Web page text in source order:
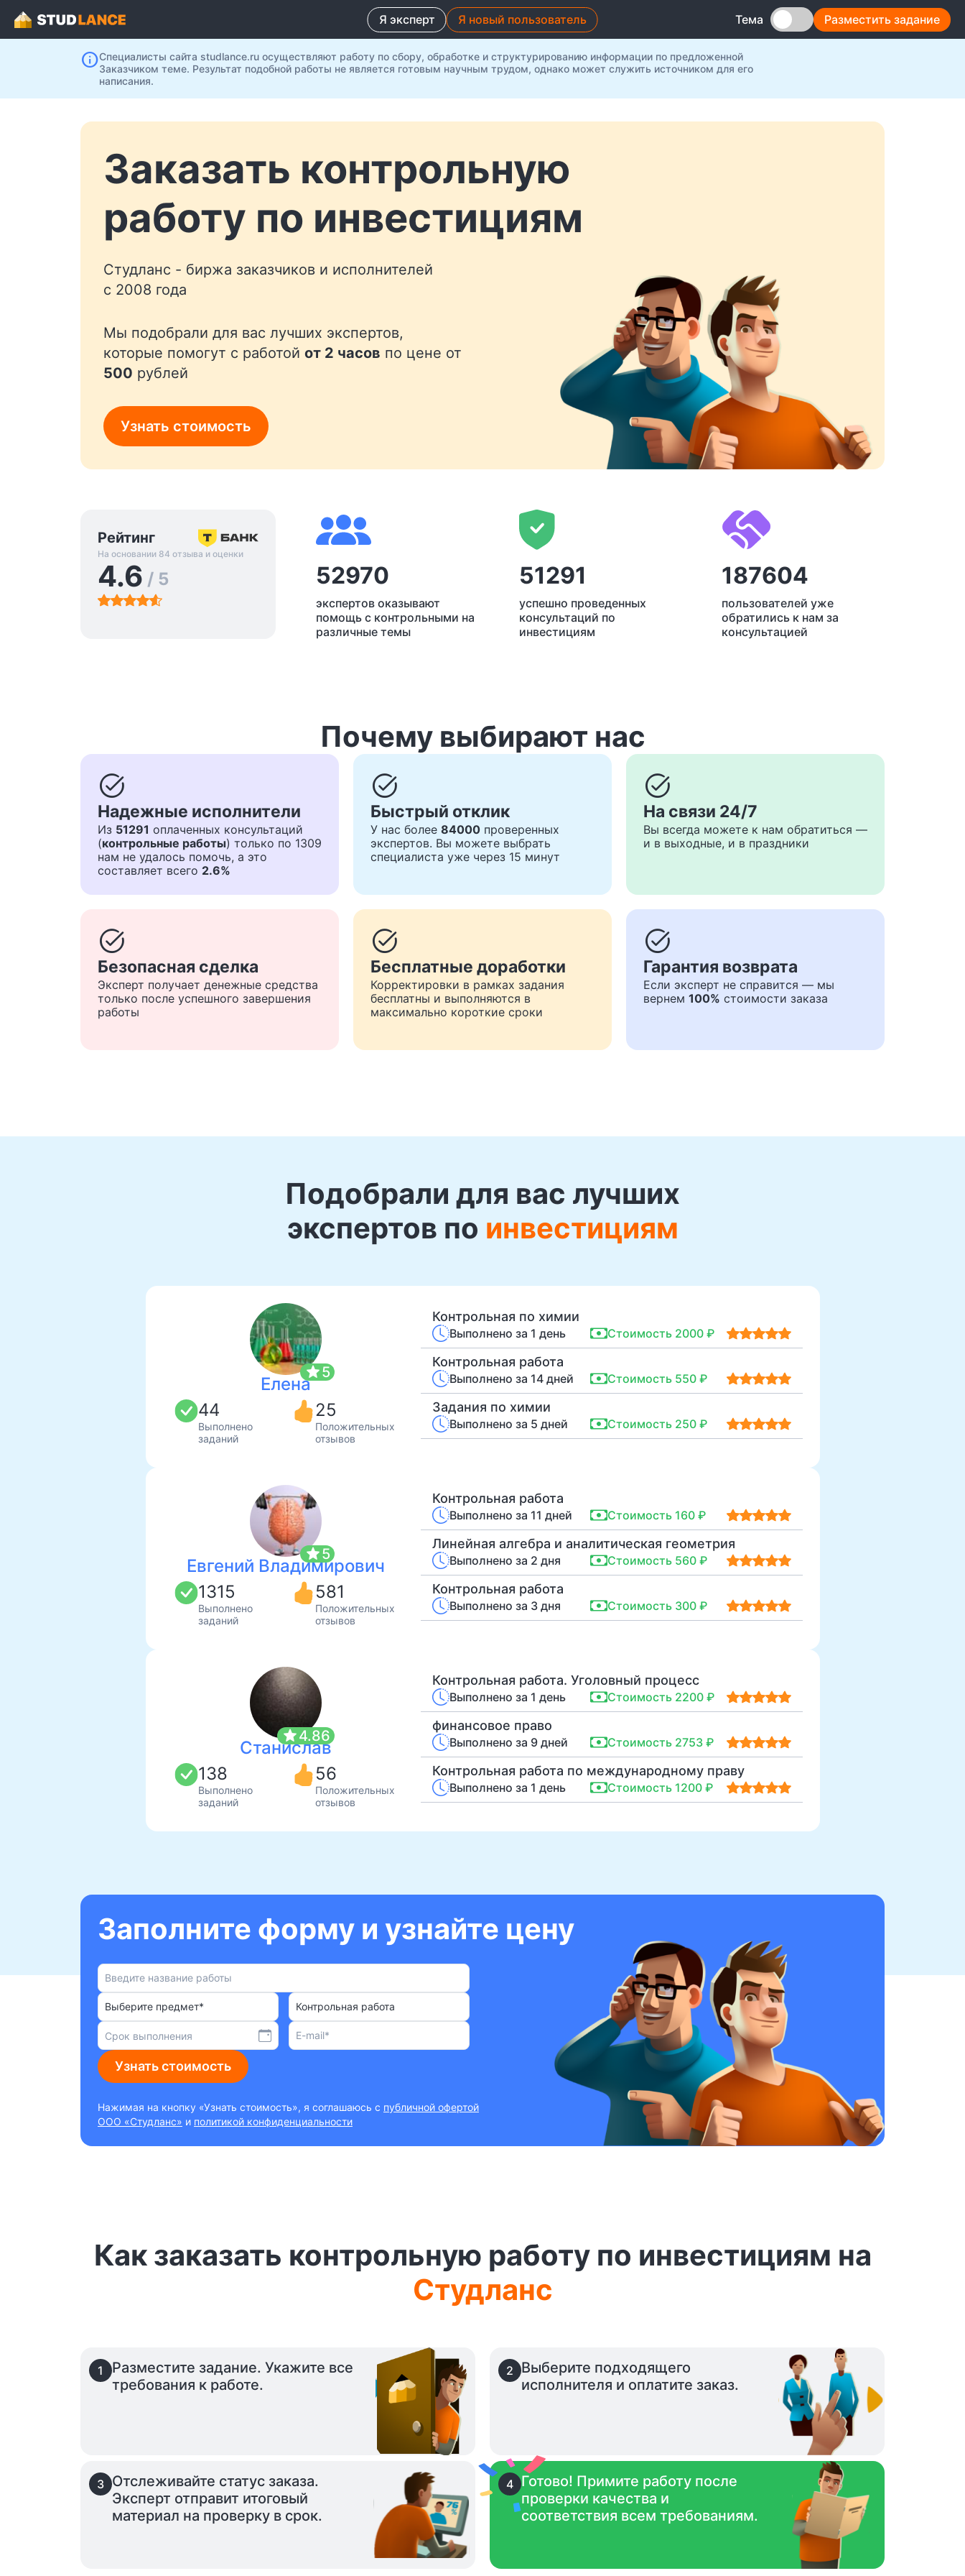
Я эксперт Я новый пользователь Тема Разместить задание
infoСпециалисты сайта studlance.ru осуществляют работу по сбору, обработке и структурированию информации по предложенной
Заказчиком теме. Результат подобной работы не является готовым научным трудом, однако может служить источником для его
написания.
Заказать контрольную
работу по инвестициям
Студланс - биржа заказчиков и исполнителей
с 2008 года
Мы подобрали для вас лучших экспертов,
которые помогут с работой от 2 часов по цене от
500 рублей
Узнать стоимость
Рейтинг
На основании 84 отзыва и оценки
4.6 / 5 52970
экспертов оказывают
помощь с контрольными на
различные темы
51291
успешно проведенных
консультаций по
инвестициям
187604
пользователей уже
обратились к нам за
консультацией
Почему выбирают нас
task_alt
Надежные исполнители
Из 51291 оплаченных консультаций
(контрольные работы) только по 1309
нам не удалось помочь, а это
составляет всего 2.6%
task_alt
Быстрый отклик
У нас более 84000 проверенных
экспертов. Вы можете выбрать
специалиста уже через 15 минут
task_alt
На связи 24/7
Вы всегда можете к нам обратиться —
и в выходные, и в праздники
task_alt
Безопасная сделка
Эксперт получает денежные средства
только после успешного завершения
работы
task_alt
Бесплатные доработки
Корректировки в рамках задания
бесплатны и выполняются в
максимально короткие сроки
task_alt
Гарантия возврата
Если эксперт не справится — мы
вернем 100% стоимости заказа
Подобрали для вас лучших
экспертов по инвестициям
star5
Елена
44
Выполнено
заданий
25
Положительных
отзывов
Контрольная по химии
Выполнено за 1 день Стоимость 2000 ₽
Контрольная работа
Выполнено за 14 дней Стоимость 550 ₽
Задания по химии
Выполнено за 5 дней Стоимость 250 ₽
star5
Евгений Владимирович
1315
Выполнено
заданий
581
Положительных
отзывов
Контрольная работа
Выполнено за 11 дней Стоимость 160 ₽
Линейная алгебра и аналитическая геометрия
Выполнено за 2 дня Стоимость 560 ₽
Контрольная работа
Выполнено за 3 дня Стоимость 300 ₽
star4.86
Станислав
138
Выполнено
заданий
56
Положительных
отзывов
Контрольная работа. Уголовный процесс
Выполнено за 1 день Стоимость 2200 ₽
финансовое право
Выполнено за 9 дней Стоимость 2753 ₽
Контрольная работа по международному праву
Выполнено за 1 день Стоимость 1200 ₽
Заполните форму и узнайте цену
Выберите предмет* Контрольная работа
Узнать стоимость
Нажимая на кнопку «Узнать стоимость», я соглашаюсь с публичной офертой
ООО «Студланс» и политикой конфиденциальности
Как заказать контрольную работу по инвестициям на
Студланс
1
Разместите задание. Укажите все
требования к работе.
2
Выберите подходящего
исполнителя и оплатите заказ.
3 Отслеживайте статус заказа.
Эксперт отправит итоговый
материал на проверку в срок.
4 Готово! Примите работу после
проверки качества и
соответствия всем требованиям.